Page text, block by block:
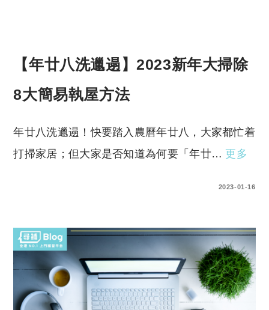
【年廿八洗邋遢】2023新年大掃除
8大簡易執屋方法
年廿八洗邋遢！快要踏入農曆年廿八，大家都忙着
打掃家居；但大家是否知道為何要「年廿… 更多
2023-01-16